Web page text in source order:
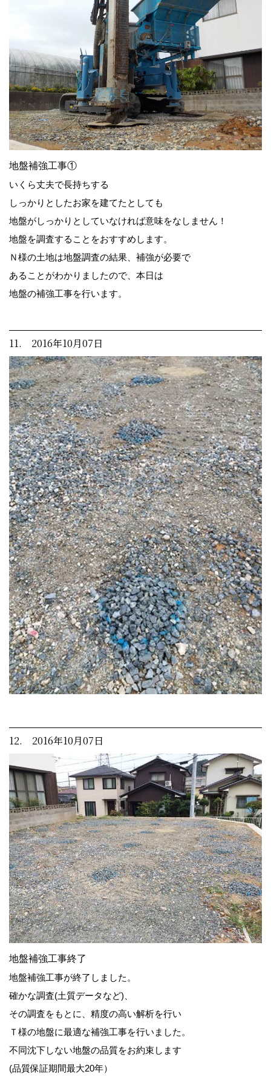
地盤補強工事①
いくら丈夫で長持ちする
しっかりとしたお家を建てたとしても
地盤がしっかりとしていなければ意味をなしません！
地盤を調査することをおすすめします。
Ｎ様の土地は地盤調査の結果、補強が必要で
あることがわかりましたので、本日は
地盤の補強工事を行います。
11. 2016年10月07日
12. 2016年10月07日
地盤補強工事終了
地盤補強工事が終了しました。
確かな調査(土質データなど)、
その調査をもとに、精度の高い解析を行い
Ｔ様の地盤に最適な補強工事を行いました。
不同沈下しない地盤の品質をお約束します
(品質保証期間最大20年）